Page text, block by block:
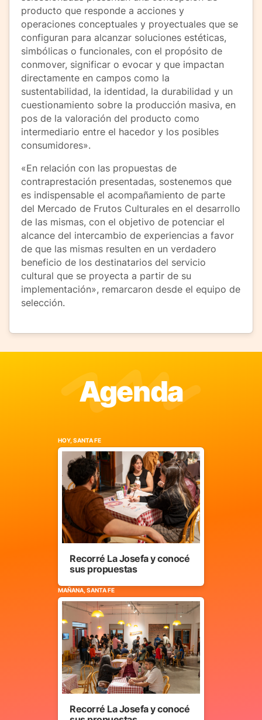
producto que responde a acciones y
operaciones conceptuales y proyectuales que se
configuran para alcanzar soluciones estéticas,
simbólicas o funcionales, con el propósito de
conmover, significar o evocar y que impactan
directamente en campos como la
sustentabilidad, la identidad, la durabilidad y un
cuestionamiento sobre la producción masiva, en
pos de la valoración del producto como
intermediario entre el hacedor y los posibles
consumidores».
«En relación con las propuestas de
contraprestación presentadas, sostenemos que
es indispensable el acompañamiento de parte
del Mercado de Frutos Culturales en el desarrollo
de las mismas, con el objetivo de potenciar el
alcance del intercambio de experiencias a favor
de que las mismas resulten en un verdadero
beneficio de los destinatarios del servicio
cultural que se proyecta a partir de su
implementación», remarcaron desde el equipo de
selección.
Agenda
HOY, SANTA FE
Recorré La Josefa y conocé
sus propuestas
MAÑANA, SANTA FE
Recorré La Josefa y conocé